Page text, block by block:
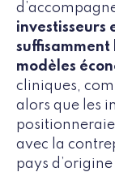
investisseurs
suffisamment
modèles
cliniques,
alors que les
avec la
pays